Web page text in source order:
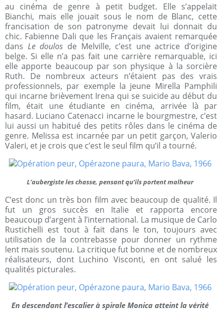
au cinéma de genre à petit budget. Elle s’appelait
Bianchi, mais elle jouait sous le nom de Blanc, cette
francisation de son patronyme devait lui donnait du
chic. Fabienne Dali que les Français avaient remarquée
dans Le doulos de Melville, c’est une actrice d’origine
belge. Si elle n’a pas fait une carrière remarquable, ici
elle apporte beaucoup par son physique à la sorcière
Ruth. De nombreux acteurs n’étaient pas des vrais
professionnels, par exemple la jeune Mirella Pamphili
qui incarne brièvement Irena qui se suicide au début du
film, était une étudiante en cinéma, arrivée là par
hasard. Luciano Catenacci incarne le bourgmestre, c’est
lui aussi un habitué des petits rôles dans le cinéma de
genre. Melissa est incarnée par un petit garçon, Valerio
Valeri, et je crois que c’est le seul film qu’il a tourné.
L’aubergiste les chasse, pensant qu’ils portent malheur
C’est donc un très bon film avec beaucoup de qualité. Il
fut un gros succès en Italie et rapporta encore
beaucoup d’argent à l’international. La musique de Carlo
Rustichelli est tout à fait dans le ton, toujours avec
utilisation de la contrebasse pour donner un rythme
lent mais soutenu. La critique fut bonne et de nombreux
réalisateurs, dont Luchino Visconti, en ont salué les
qualités picturales.
En descendant l’escalier à spirale Monica atteint la vérité